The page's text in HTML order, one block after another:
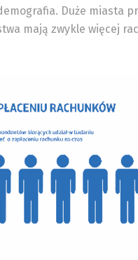
Duże miasta
mają zwykle więcej